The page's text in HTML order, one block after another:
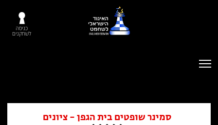
כניסה
לשחקנים
סמינר שופטים בית הגפן - ציונים